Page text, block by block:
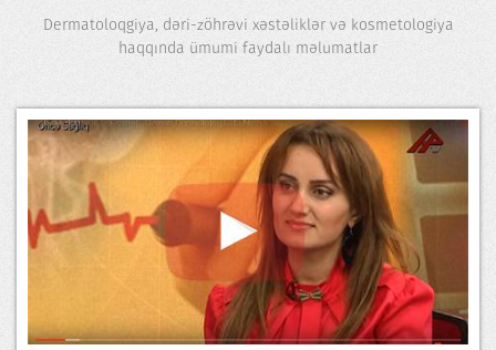
Dermatoloqgiya, dəri-zöhrəvi xəstəliklər və kosmetologiya
haqqında ümumi faydalı məlumatlar